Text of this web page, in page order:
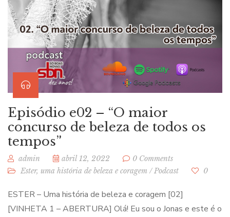
Episódio e02 – “O maior
concurso de beleza de todos os
tempos”
admin abril 12, 2022
0 Comments
Ester, uma história de beleza e coragem /Podcast 0
ESTER – Uma história de beleza e coragem [02]
[VINHETA 1 – ABERTURA] Olá! Eu sou o Jonas e este é o